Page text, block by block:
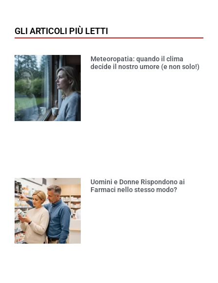
GLI ARTICOLI PIÙ LETTI
Meteoropatia: quando il clima
decide il nostro umore (e non solo!)
Uomini e Donne Rispondono ai
Farmaci nello stesso modo?